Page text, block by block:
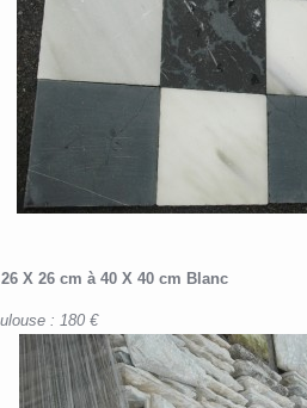
X 26 cm à 40 X 40 cm Blanc
: 180 €